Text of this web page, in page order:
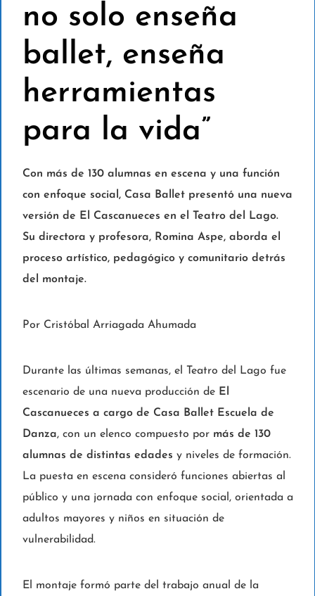
no solo enseña
ballet, enseña
herramientas
para la vida”
Con más de 130 alumnas en escena y una función
con enfoque social, Casa Ballet presentó una nueva
versión de El Cascanueces en el Teatro del Lago.
Su directora y profesora, Romina Aspe, aborda el
proceso artístico, pedagógico y comunitario detrás
del montaje.
Por Cristóbal Arriagada Ahumada
Durante las últimas semanas, el Teatro del Lago fue
escenario de una nueva producción de El
Cascanueces a cargo de Casa Ballet Escuela de
Danza, con un elenco compuesto por más de 130
alumnas de distintas edades y niveles de formación.
La puesta en escena consideró funciones abiertas al
público y una jornada con enfoque social, orientada a
adultos mayores y niños en situación de
vulnerabilidad.
El montaje formó parte del trabajo anual de la